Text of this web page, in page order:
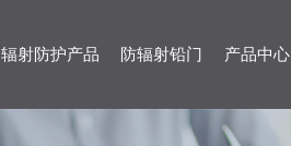
辐射防护产品 防辐射铅门 产品中心